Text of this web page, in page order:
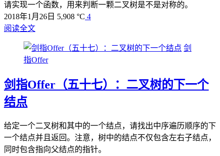
请实现一个函数，用来判断一颗二叉树是不是对称的。
2018年1月26日 5,908 °C 4
阅读全文
剑
指Offer
剑指Offer（五十七）：二叉树的下一个
结点
给定一个二叉树和其中的一个结点，请找出中序遍历顺序的下
一个结点并且返回。注意，树中的结点不仅包含左右子结点，
同时包含指向父结点的指针。